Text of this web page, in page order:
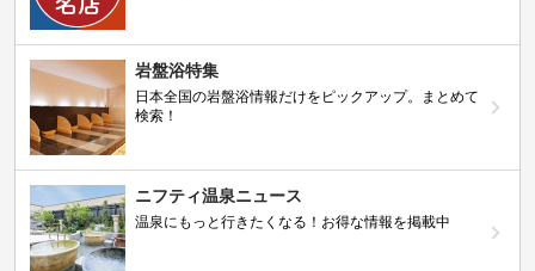
岩盤浴特集
日本全国の岩盤浴情報だけをピックアップ。まとめて
検索！
ニフティ温泉ニュース
温泉にもっと行きたくなる！お得な情報を掲載中